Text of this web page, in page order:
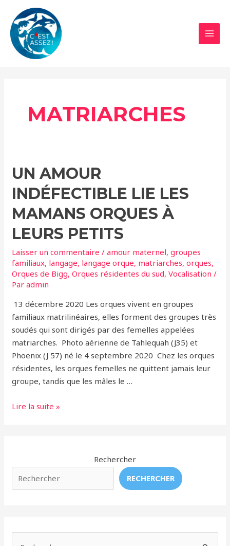
contenu
MATRIARCHES
UN AMOUR
INDÉFECTIBLE LIE LES
MAMANS ORQUES À
LEURS PETITS
Laisser un commentaire /amour maternel,groupes
familiaux, langage, langage orque, matriarches,orques,
Orques de Bigg,Orques résidentes du sud,Vocalisation /
Paradmin
13 décembre 2020 Les orques vivent en groupes
familiaux matrilinéaires, elles forment des groupes très
soudés qui sont dirigés par des femelles appelées
matriarches. Photo aérienne de Tahlequah (J35) et
Phoenix (J 57) né le 4 septembre 2020 Chez les orques
résidentes, les orques femelles ne quittent jamais leur
groupe, tandis que les mâles le …
Un
mamans
orques
Lire la suite »
Rechercher
RECHERCHER